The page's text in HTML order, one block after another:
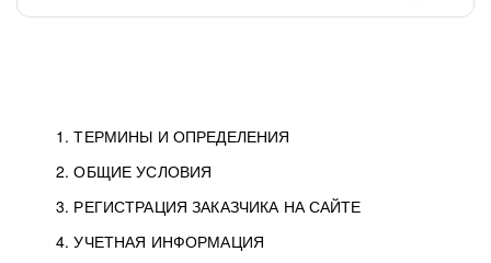
1. ТЕРМИНЫ И ОПРЕДЕЛЕНИЯ
2. ОБЩИЕ УСЛОВИЯ
3. РЕГИСТРАЦИЯ ЗАКАЗЧИКА НА САЙТЕ
4. УЧЕТНАЯ ИНФОРМАЦИЯ